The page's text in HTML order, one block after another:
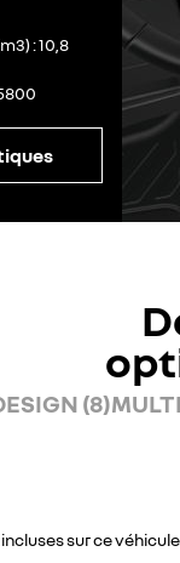
10,8
(8)
sur ce véhicule